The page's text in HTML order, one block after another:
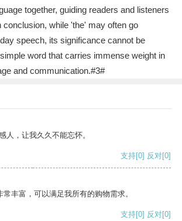
together, guiding readers and listeners
conclusion, while 'the' may often go
speech, its significance cannot be
word that carries immense weight in
and communication.#3#
人，让我久久不能忘怀。
支持[0] 反对[0]
丰富，可以满足我所有的购物需求。
支持[0] 反对[0]